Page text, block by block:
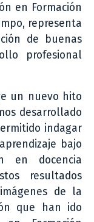
en Formación
representa
de buenas
profesional
un nuevo hito
desarrollado
indagar
bajo
en docencia
resultados
de la
que han ido